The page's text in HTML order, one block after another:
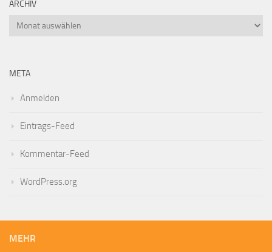
ARCHIV
META
Anmelden
Eintrags-Feed
Kommentar-Feed
WordPress.org
MEHR